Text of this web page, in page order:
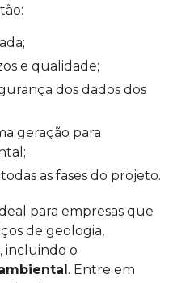
e qualidade;
as fases do projeto.
para empresas que
de geologia,
incluindo o
. Entre em